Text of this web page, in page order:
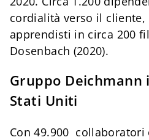
cordialità verso il cliente,
apprendisti in circa 200
Dosenbach (2020).
Gruppo Deichmann
Stati Uniti
Con 49.900 collaboratori